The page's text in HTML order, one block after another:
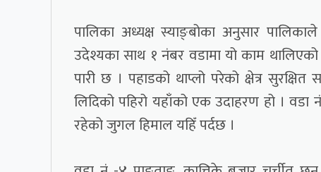
पालिका अध्यक्ष स्याङ्बोका अनुसार
उदेश्यका साथ १ नंबर वडामा यो काम
पारी छ । पहाडको थाप्लो परेको क्षेत्र
लिदिको पहिरो यहाँको एक उदाहरण हो ।
रहेको जुगल हिमाल यहिँ पर्दछ ।